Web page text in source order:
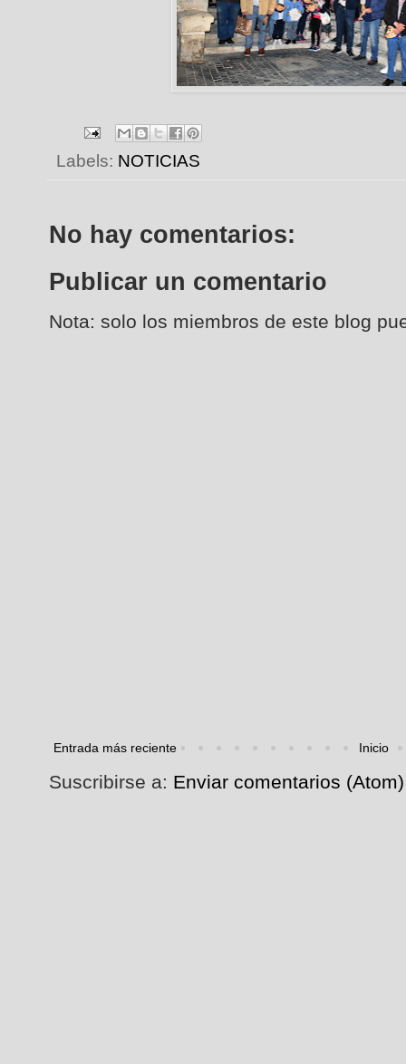
Labels: NOTICIAS
No hay comentarios:
Publicar un comentario
Nota: solo los miembros de este blog
Entrada más reciente Inicio
Suscribirse a: Enviar comentarios (Atom)